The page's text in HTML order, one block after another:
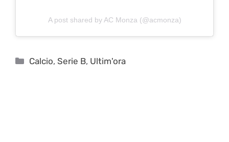
A post shared by AC Monza (@acmonza)
Categorie
Calcio,Serie B, Ultim'ora